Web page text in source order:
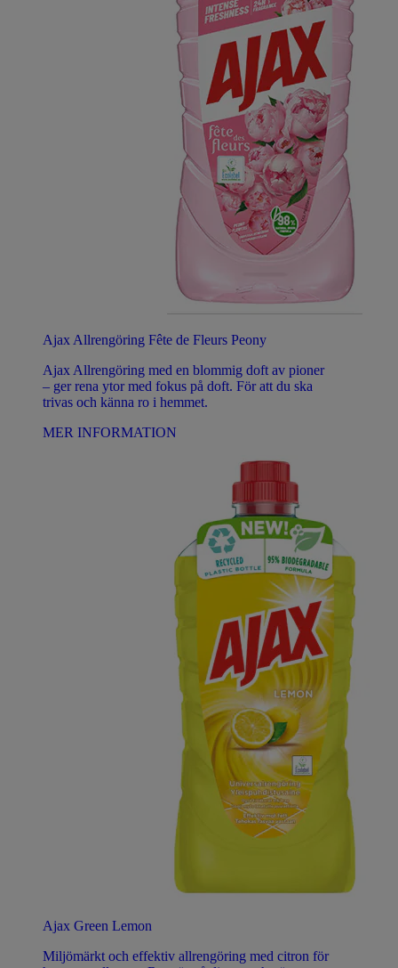
Ajax Allrengöring Fête de Fleurs Peony
Ajax Allrengöring med en blommig doft av pioner
– ger rena ytor med fokus på doft. För att du ska
trivas och känna ro i hemmet.
MER INFORMATION
Ajax Green Lemon
Miljömärkt och effektiv allrengöring med citron för